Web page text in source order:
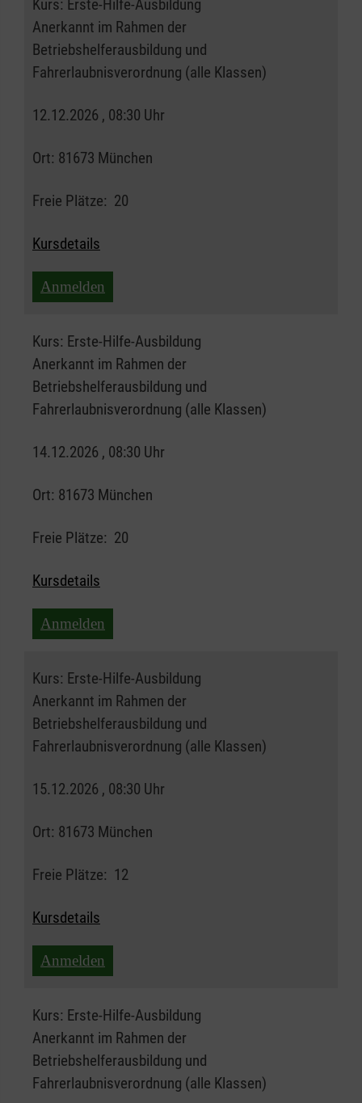
Kurs: Erste-Hilfe-Ausbildung
Anerkannt im Rahmen der
Betriebshelferausbildung und
Fahrerlaubnisverordnung (alle Klassen)
12.12.2026 , 08:30 Uhr
Ort: 81673 München
Freie Plätze: 20
Kursdetails
Anmelden
Kurs: Erste-Hilfe-Ausbildung
Anerkannt im Rahmen der
Betriebshelferausbildung und
Fahrerlaubnisverordnung (alle Klassen)
14.12.2026 , 08:30 Uhr
Ort: 81673 München
Freie Plätze: 20
Kursdetails
Anmelden
Kurs: Erste-Hilfe-Ausbildung
Anerkannt im Rahmen der
Betriebshelferausbildung und
Fahrerlaubnisverordnung (alle Klassen)
15.12.2026 , 08:30 Uhr
Ort: 81673 München
Freie Plätze: 12
Kursdetails
Anmelden
Kurs: Erste-Hilfe-Ausbildung
Anerkannt im Rahmen der
Betriebshelferausbildung und
Fahrerlaubnisverordnung (alle Klassen)